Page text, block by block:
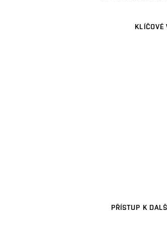
KLÍČOVÉ
PŘÍSTUP K